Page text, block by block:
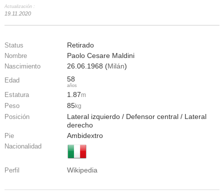
Actualización :
19.11.2020
Status Retirado
Nombre Paolo Cesare Maldini
Nascimiento 26.06.1968 (Milán)
Edad 58
años
Estatura 1.87m
Peso 85kg
Posición
Lateral izquierdo / Defensor central / Lateral
derecho
Pie Ambidextro
Nacionalidad
Perfil Wikipedia